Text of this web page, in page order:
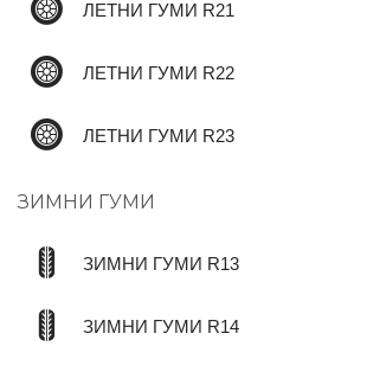
ЛЕТНИ ГУМИ R21
ЛЕТНИ ГУМИ R22
ЛЕТНИ ГУМИ R23
ЗИМНИ ГУМИ
ЗИМНИ ГУМИ R13
ЗИМНИ ГУМИ R14